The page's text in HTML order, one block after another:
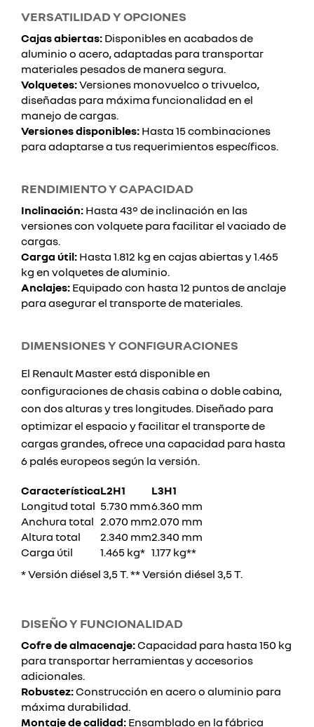
VERSATILIDAD Y OPCIONES
Cajas abiertas: Disponibles en acabados de
aluminio o acero, adaptadas para transportar
materiales pesados de manera segura.
Volquetes:Versiones monovuelco o trivuelco,
diseñadas para máxima funcionalidad en el
manejo de cargas.
Versiones disponibles: Hasta 15 combinaciones
para adaptarse a tus requerimientos específicos.
RENDIMIENTO Y CAPACIDAD
Inclinación: Hasta 43° de inclinación en las
versiones con volquete para facilitar el vaciado de
cargas.
Carga útil: Hasta 1.812 kg en cajas abiertas y 1.465
kg en volquetes de aluminio.
Anclajes: Equipado con hasta 12 puntos de anclaje
para asegurar el transporte de materiales.
DIMENSIONES Y CONFIGURACIONES
El Renault Master está disponible en
configuraciones de chasis cabina o doble cabina,
con dos alturas y tres longitudes. Diseñado para
optimizar el espacio y facilitar el transporte de
cargas grandes, ofrece una capacidad para hasta
6 palés europeos según la versión.
CaracterísticaL2H1
L3H1
Longitud total 5.730 mm6.360 mm
Anchura total 2.070 mm2.070 mm
Altura total
2.340 mm2.340 mm
Carga útil
1.465 kg* 1.177 kg**
* Versión diésel 3,5 T. ** Versión diésel 3,5 T.
DISEÑO Y FUNCIONALIDAD
Cofre de almacenaje:Capacidad para hasta 150 kg
para transportar herramientas y accesorios
adicionales.
Robustez:Construcción en acero o aluminio para
máxima durabilidad.
Montaje de calidad: Ensamblado en la fábrica